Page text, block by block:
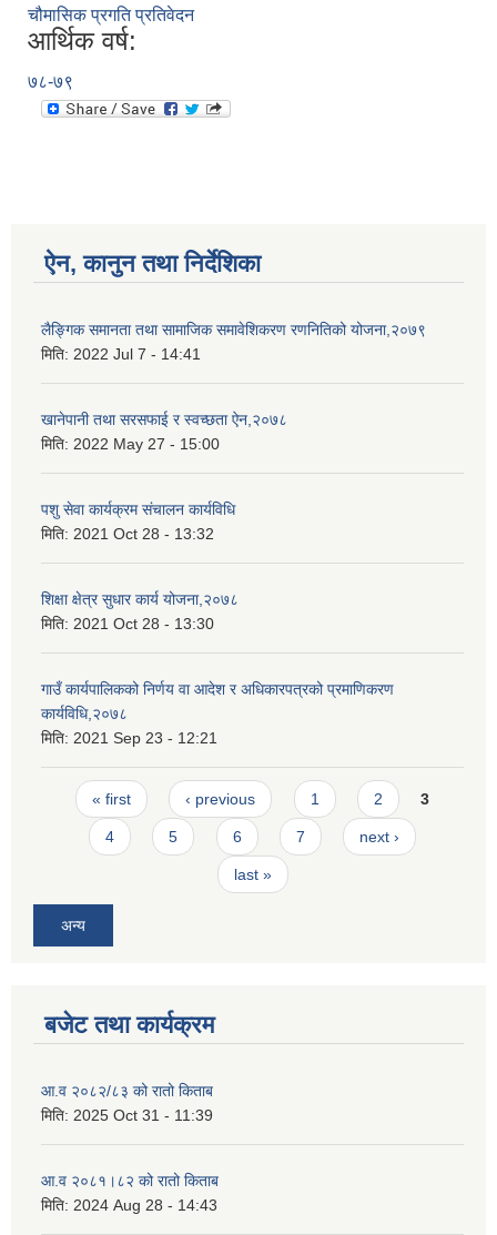
चौमासिक प्रगति प्रतिवेदन
आर्थिक वर्ष:
७८-७९
ऐन, कानुन तथा निर्देशिका
लैङ्गिक समानता तथा सामाजिक समावेशिकरण रणनितिको योजना,२०७९
मिति: 2022 Jul 7 - 14:41
खानेपानी तथा सरसफाई र स्वच्छता ऐन,२०७८
मिति: 2022 May 27 - 15:00
पशु सेवा कार्यक्रम संचालन कार्यविधि
मिति: 2021 Oct 28 - 13:32
शिक्षा क्षेत्र सुधार कार्य योजना,२०७८
मिति: 2021 Oct 28 - 13:30
गाउँ कार्यपालिकको निर्णय वा आदेश र अधिकारपत्रको प्रमाणिकरण
कार्यविधि,२०७८
मिति: 2021 Sep 23 - 12:21
Pages
« first ‹ previous 1 2 3
4 5 6 7 next ›
last »
अन्य
बजेट तथा कार्यक्रम
आ.व २०८२/८३ को रातो किताब
मिति: 2025 Oct 31 - 11:39
आ.व २०८१।८२ को रातो किताब
मिति: 2024 Aug 28 - 14:43